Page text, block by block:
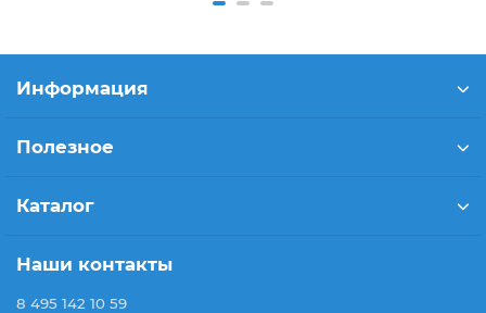
Информация
Полезное
Каталог
Наши контакты
8 495 142 10 59